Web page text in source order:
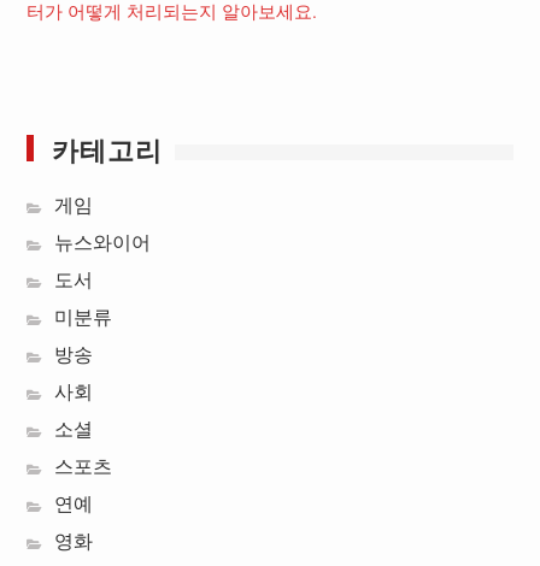
터가 어떻게 처리되는지 알아보세요.
카테고리
게임
뉴스와이어
도서
미분류
방송
사회
소셜
스포츠
연예
영화